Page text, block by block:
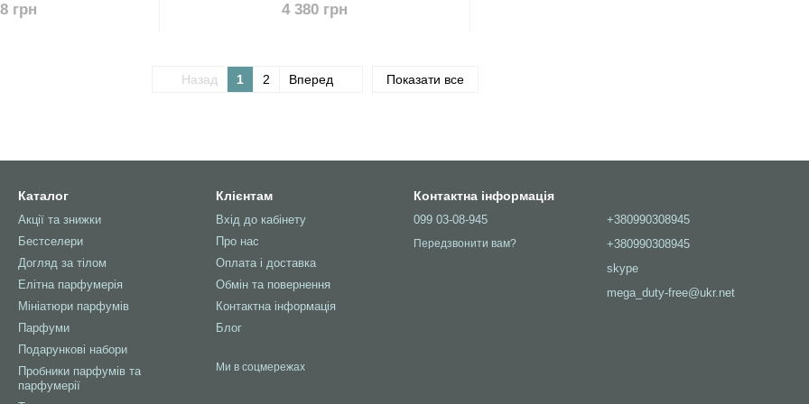
грн 4 380 грн
Назад 1 2 Вперед Показати все
Каталог
Акції та знижки
Бестселери
Догляд за тілом
Елітна парфумерія
Мініатюри парфумів
Парфуми
Подарункові набори
Пробники парфумів та
парфумерії
Клієнтам
Вхід до кабінету
Про нас
Оплата і доставка
Обмін та повернення
Контактна інформація
Блог
Ми в соцмережах
Контактна інформація
099 03-08-945
Передзвонити вам?
+380990308945
+380990308945
skype
mega_duty-free@ukr.net